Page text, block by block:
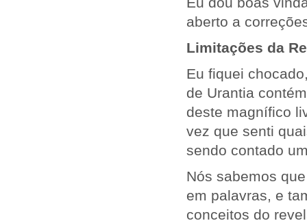
aberto a
Limitações da
Eu fiquei
de Urantia
deste magnífico
vez que senti
sendo contado
Nós sabemos
em palavras, e
conceitos do